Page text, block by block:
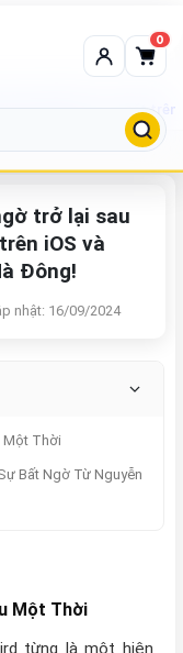
0
chính thức có mặt
trở lại sau
iOS và
Đông!
nhật: 16/09/2024
Một Thời
Bất Ngờ Từ Nguyễn
Một Thời
từng là một hiện